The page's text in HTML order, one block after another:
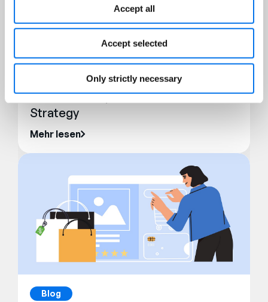
Accept all
Accept selected
Only strictly necessary
Blog
Optimized Content: Part 4 for an
End-to-End Optimized eCommerce
Strategy
Mehr lesen
Blog